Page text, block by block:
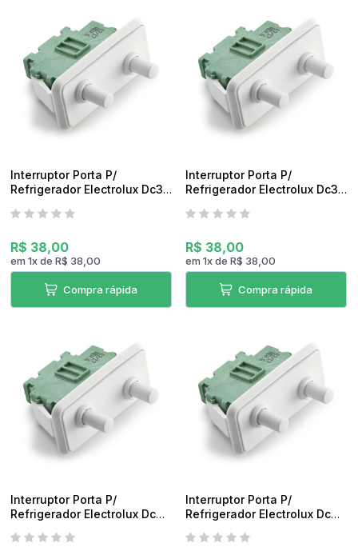
Interruptor Porta P/
Refrigerador Electrolux Dc34
R$ 38,00
em1xdeR$ 38,00
Compra rápida
Interruptor Porta P/
Refrigerador Electrolux Dc38
R$ 38,00
em1xdeR$ 38,00
Compra rápida
Interruptor Porta P/
Refrigerador Electrolux Dc40
Interruptor Porta P/
Refrigerador Electrolux Dc41